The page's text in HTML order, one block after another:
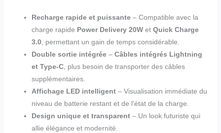
Recharge rapide et puissante– Compatible avec la
charge rapide Power Delivery 20Wet Quick Charge
3.0, permettant un gain de temps considérable.
Double sortie intégrée– Câbles intégrés Lightning
et Type-C, plus besoin de transporter des câbles
supplémentaires.
Affichage LED intelligent– Visualisation immédiate du
niveau de batterie restant et de l’état de la charge.
Design unique et transparent– Un look futuriste qui
allie élégance et modernité.